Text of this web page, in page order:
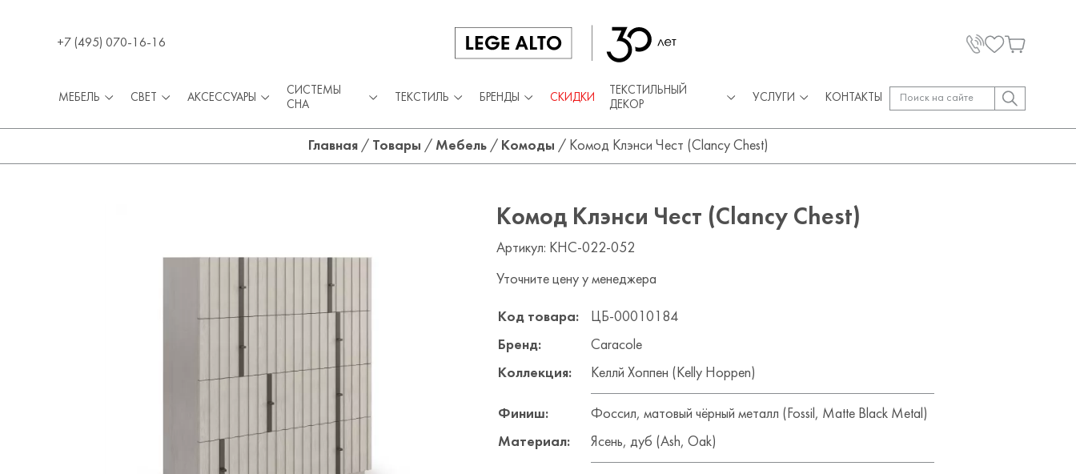
+7 (495) 070-16-16
МЕБЕЛЬ СВЕТ АКСЕССУАРЫ
СИСТЕМЫ
СНА
ТЕКСТИЛЬ БРЕНДЫ СКИДКИ
ТЕКСТИЛЬНЫЙ
ДЕКОР
УСЛУГИ КОНТАКТЫ
Главная/ Товары / Мебель/ Комоды / Комод Клэнси Чест (Clancy Chest)
Комод Клэнси Чест (Clancy Chest)
Артикул: KHC-022-052
Уточните цену у менеджера
Код товара: ЦБ-00010184
Бренд: Caracole
Коллекция: Келлй Хоппен (Kelly Hoppen)
Финиш: Фоссил, матовый чёрный металл (Fossil, Matte Black Metal)
Материал: Ясень, дуб (Ash, Oak)